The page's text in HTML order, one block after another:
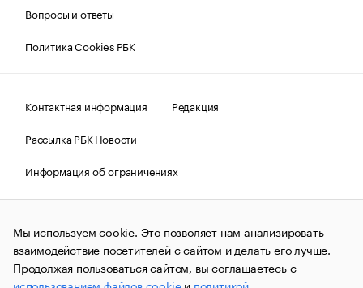
Вопросы и ответы
Политика Cookies РБК
Контактная информация
Редакция
Рассылка РБК Новости
Информация об ограничениях
Правовая информация
О соблюдении авторских прав
© АО «РОСБИЗНЕСКОНСАЛТИНГ»,1995–2026.Сообщения
и материалы информационного агентства «РБК»
(зарегистрировано Федеральной службой по надзору в сфере
связи, информационных технологий и массовых
Мы используем cookie. Это позволяет нам анализировать
взаимодействие посетителей с сайтом и делать его лучше.
Продолжая пользоваться сайтом, вы соглашаетесь с